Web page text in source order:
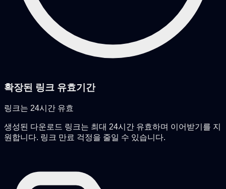
확장된 링크 유효기간
링크는 24시간 유효
생성된 다운로드 링크는 최대 24시간 유효하며 이어받기를 지
원합니다. 링크 만료 걱정을 줄일 수 있습니다.